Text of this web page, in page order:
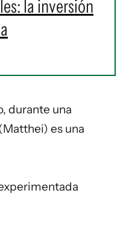
la inversión
durante una
es una